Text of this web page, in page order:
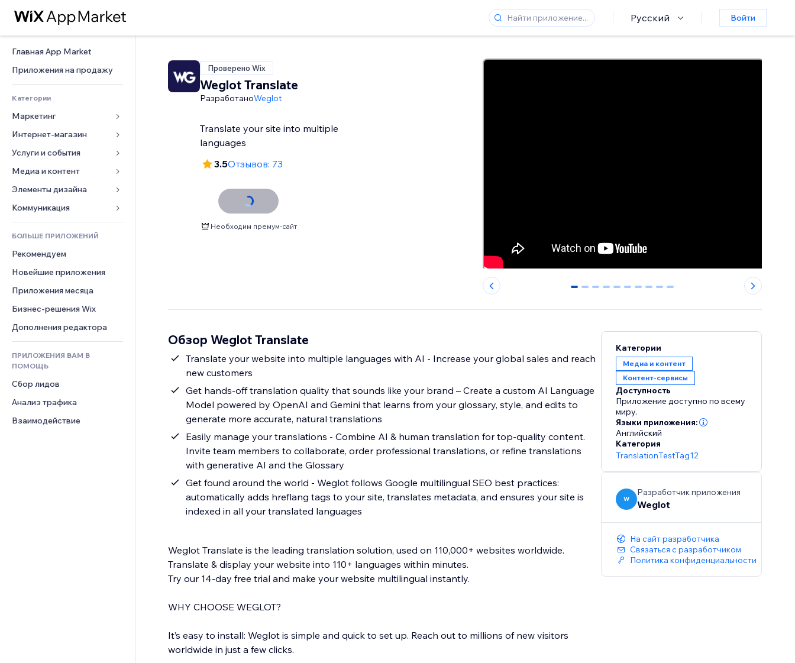
Русский Войти
Главная App Market
Приложения на продажу
Категории
Маркетинг
Реклама
Моб. версия
Веб-аналитика
Списки сайтов
Эл. почта
Интернет-магазин
Приложения для магазинов
Доставка
Кнопки продаж
Бухгалтерский учет
Купоны и лояльность
Складские услуги
Еда и напитки
Услуги и события
Отели
События
Рестораны
Недвижимость
Онлайн-запись
Медиа и контент
Галерея
Музыка
Подкасты
Фотография
Видео
PDF
Обмен файлами
Новости
Элементы дизайна
Карты и навигация
Конфиденциальность и
безопасность
Часы
Баннеры и значки
Калькуляторы
Погода
Графики и таблицы
Формы
Опросы
Чат
Комментарии
Телефон
Сообщество
Отзывы и комментарии
Управление отношениями с
клиентом (CRM)
БОЛЬШЕ ПРИЛОЖЕНИЙ
Рекомендуем
Новейшие приложения
Приложения месяца
Бизнес-решения Wix
Дополнения редактора
ПРИЛОЖЕНИЯ ВАМ В
ПОМОЩЬ
Сбор лидов
Анализ трафика
Взаимодействие
Проверено Wix
Weglot Translate
РазработаноWeglot
Translate your site into multiple
languages
3.5Отзывов: 73
Необходим премум-сайт
0 1 2 3 4 5 6 7 8 9
Обзор Weglot Translate
Translate your website into multiple languages with AI - Increase your global sales and reach
new customers
Get hands-off translation quality that sounds like your brand – Create a custom AI Language
Model powered by OpenAI and Gemini that learns from your glossary, style, and edits to
generate more accurate, natural translations
Easily manage your translations - Combine AI & human translation for top-quality content.
Invite team members to collaborate, order professional translations, or refine translations
with generative AI and the Glossary
Get found around the world - Weglot follows Google multilingual SEO best practices:
automatically adds hreflang tags to your site, translates metadata, and ensures your site is
indexed in all your translated languages
Weglot Translate is the leading translation solution, used on 110,000+ websites worldwide.
Translate & display your website into 110+ languages within minutes.
Try our 14-day free trial and make your website multilingual instantly.
WHY CHOOSE WEGLOT?
It’s easy to install: Weglot is simple and quick to set up. Reach out to millions of new visitors
worldwide in just a few clicks.
Категории
Медиа и контент
Контент-сервисы
Доступность
Приложение доступно по всему
миру.
Языки приложения:
Английский
Категория
TranslationTestTag12
W
Разработчик приложения
Weglot
На сайт разработчика
Связаться с разработчиком
Политика конфиденциальности